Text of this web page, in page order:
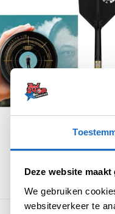
Deze website
We gebruiken
websiteverkeer te